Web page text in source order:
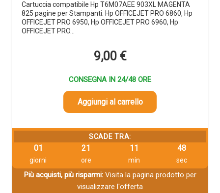
Cartuccia compatibile Hp T6M07AEE 903XL MAGENTA
825 pagine per Stampanti: Hp OFFICEJET PRO 6860, Hp
OFFICEJET PRO 6950, Hp OFFICEJET PRO 6960, Hp
OFFICEJET PRO…
9,00 €
CONSEGNA IN 24/48 ORE
Aggiungi al carrello
SCADE TRA:
01
giorni
21
ore
11
min
48
sec
Più acquisti, più risparmi:Visita la pagina prodotto per
visualizzare l'offerta